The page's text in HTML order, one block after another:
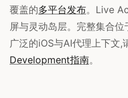
覆盖的多平台发布。Live
屏与灵动岛层。完整集合位
广泛的iOS与AI代理上下文,
Development指南。